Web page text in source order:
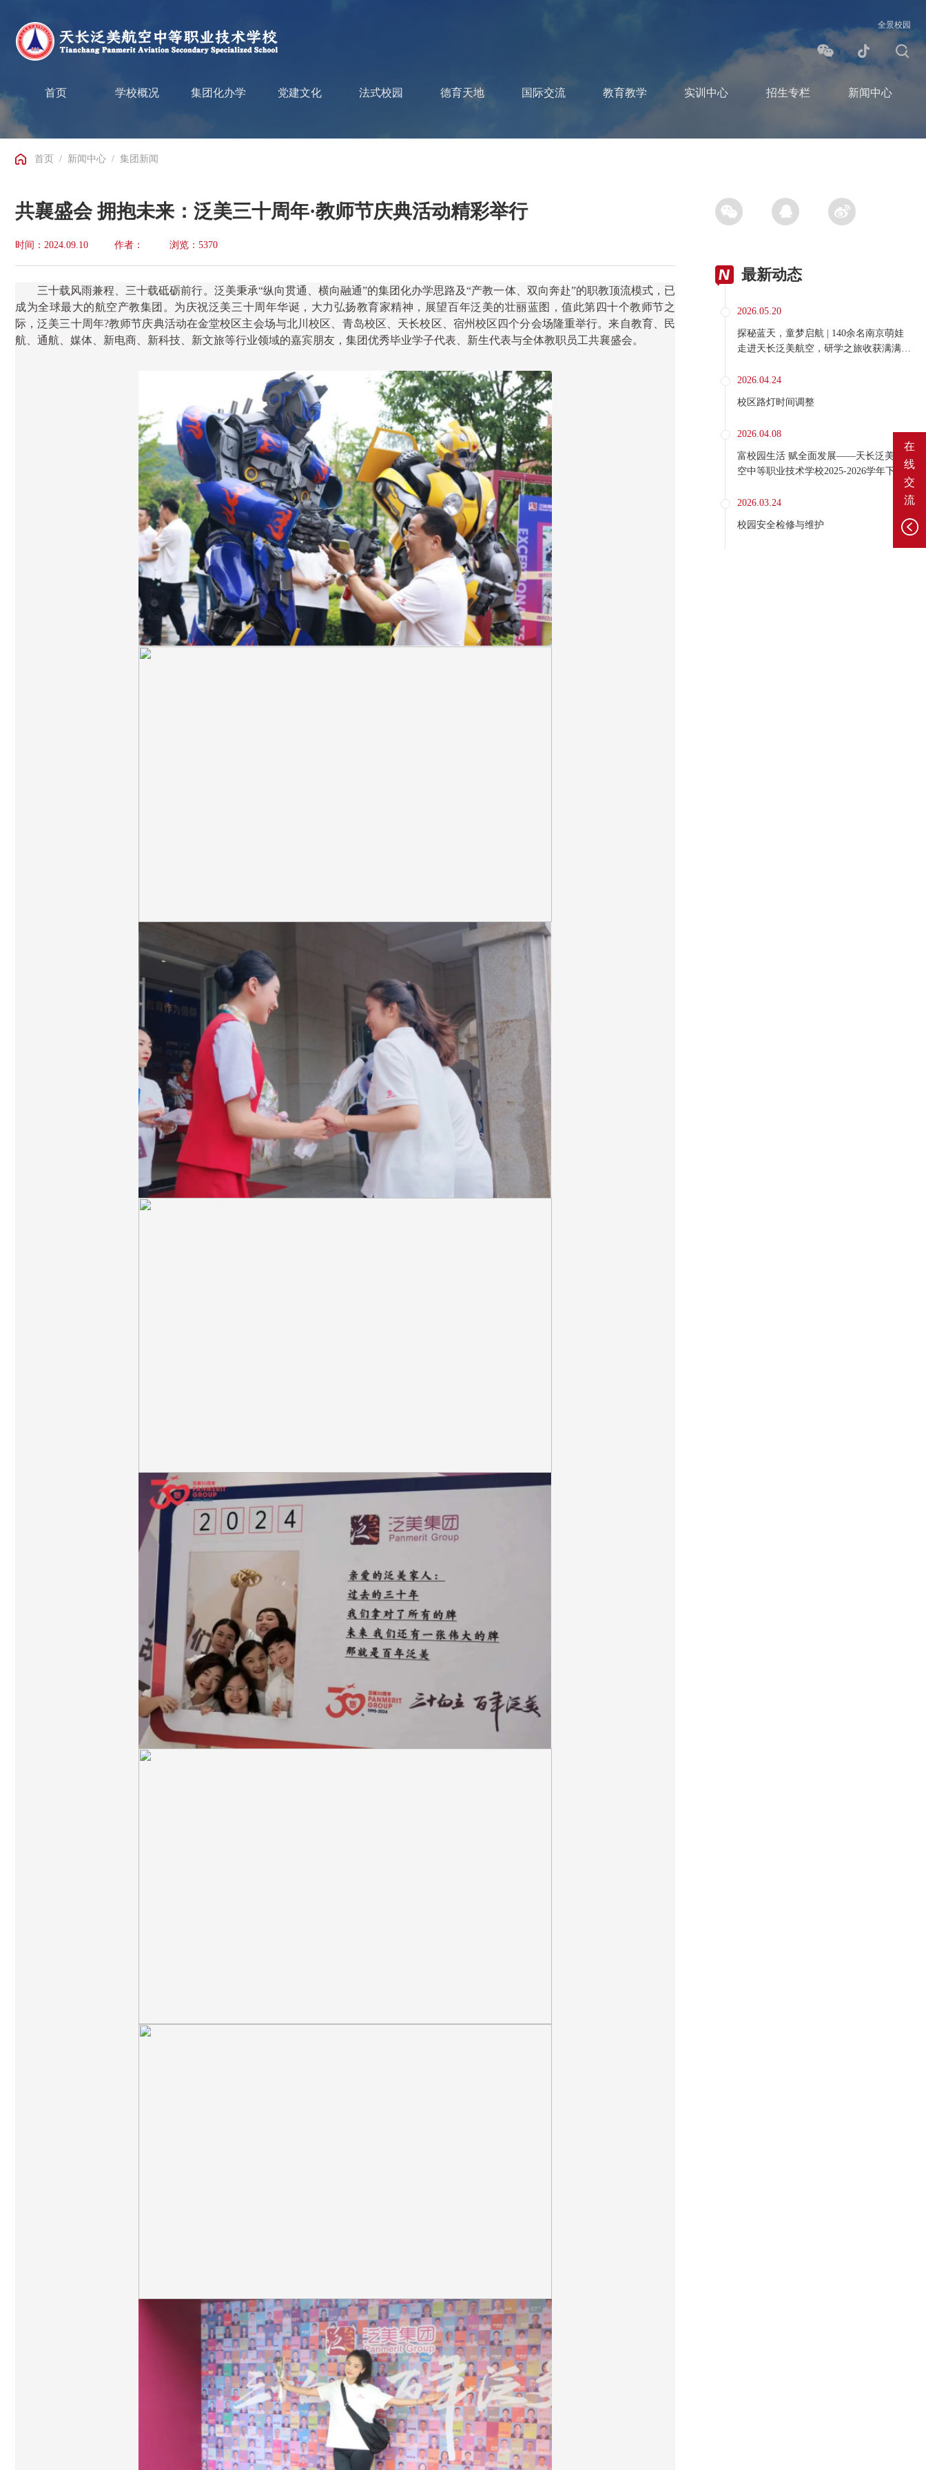
全景校园
首页 学校概况 集团化办学 党建文化 法式校园 德育天地 国际交流 教育教学 实训中心 招生专栏 新闻中心
首页 / 新闻中心 / 集团新闻
共襄盛会 拥抱未来：泛美三十周年·教师节庆典活动精彩举行
时间：2024.09.10 作者： 浏览：5370
三十载风雨兼程、三十载砥砺前行。泛美秉承“纵向贯通、横向融通”的集团化办学思路及“产教一体、双向奔赴”的职教顶流模式，已
成为全球最大的航空产教集团。为庆祝泛美三十周年华诞，大力弘扬教育家精神，展望百年泛美的壮丽蓝图，值此第四十个教师节之
际，泛美三十周年?教师节庆典活动在金堂校区主会场与北川校区、青岛校区、天长校区、宿州校区四个分会场隆重举行。来自教育、民
航、通航、媒体、新电商、新科技、新文旅等行业领域的嘉宾朋友，集团优秀毕业学子代表、新生代表与全体教职员工共襄盛会。
最新动态
2026.05.20
探秘蓝天，童梦启航 | 140余名南京萌娃
走进天长泛美航空，研学之旅收获满满好
2026.04.24
校区路灯时间调整
2026.04.08
富校园生活 赋全面发展——天长泛美航
空中等职业技术学校2025-2026学年下学
2026.03.24
校园安全检修与维护
在
线
交
流